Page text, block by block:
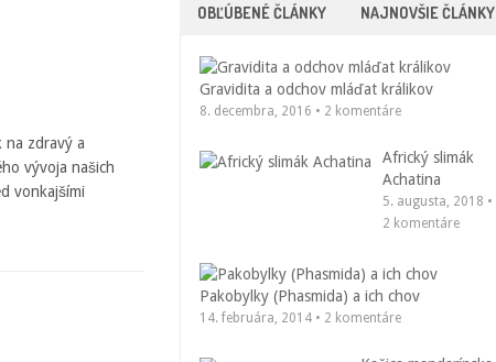
na zdravý a
vývoja našich
vonkajšími
OBĽÚBENÉ ČLÁNKY NAJNOVŠIE ČLÁNKY
Gravidita a odchov mláďat králikov
8. decembra, 2016 • 2 komentáre
Africký slimák
Achatina
5. augusta, 2018 •
2 komentáre
Pakobylky (Phasmida) a ich chov
14. februára, 2014 • 2 komentáre